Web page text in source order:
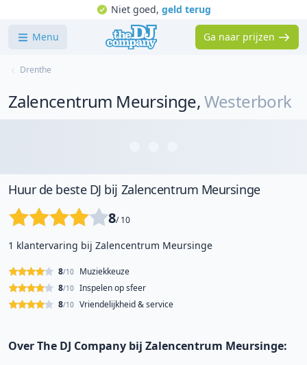
Niet goed, geld terug
Menu Ga naar prijzen
Drenthe
Zalencentrum Meursinge,Westerbork
Huur de beste DJ bij Zalencentrum Meursinge
8/ 10
1 klantervaring bij Zalencentrum Meursinge
Muziekkeuze
8/10
Inspelen op sfeer
8/10
Vriendelijkheid & service
8/10
Over The DJ Company bij Zalencentrum Meursinge: